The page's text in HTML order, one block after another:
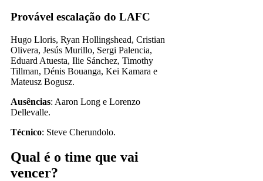
Provável escalação do LAFC
Hugo Lloris, Ryan Hollingshead, Cristian
Olivera, Jesús Murillo, Sergi Palencia,
Eduard Atuesta, Ilie Sánchez, Timothy
Tillman, Dénis Bouanga, Kei Kamara e
Mateusz Bogusz.
Ausências: Aaron Long e Lorenzo
Dellevalle.
Técnico: Steve Cherundolo.
Qual é o time que vai
vencer?